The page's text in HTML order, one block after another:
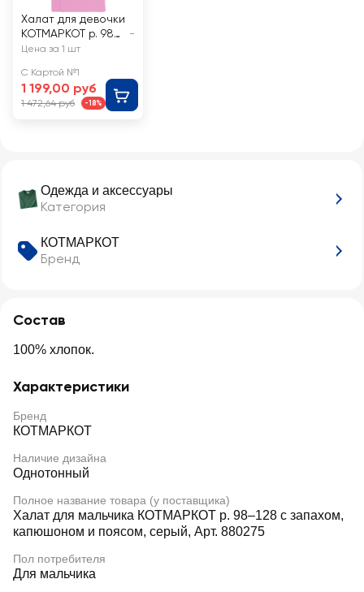
Одежда и аксессуары
Категория
КОТМАРКОТ
Бренд
Состав
100% хлопок.
Характеристики
Бренд
КОТМАРКОТ
Наличие дизайна
Однотонный
Полное название товара (у поставщика)
Халат для мальчика КОТМАРКОТ р. 98–128 с запахом,
капюшоном и поясом, серый, Арт. 880275
Пол потребителя
Для мальчика
Халат для девочки
КОТМАРКОТ р. 98–
128 с запахом,
поясом, розовый,
Арт. 880274
-
Цена за 1 шт
С Картой №1
1 199,00 руб
1 472,64 руб -18%